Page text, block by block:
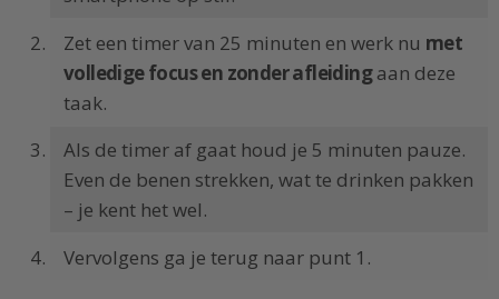
Zet een timer van 25 minuten en werk nu met
volledige focus en zonder afleidingaan deze
taak.
Als de timer af gaat houd je 5 minuten pauze.
Even de benen strekken, wat te drinken pakken
– je kent het wel.
Vervolgens ga je terug naar punt 1.